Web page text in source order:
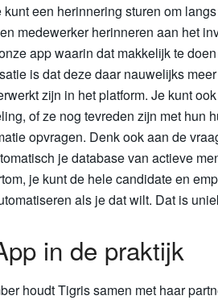
kunt een herinnering sturen om
medewerker herinneren aan het
app waarin dat makkelijk te
is dat deze daar nauwelijks
zijn in het platform. Je kunt
of ze nog tevreden zijn met hun
opvragen. Denk ook aan de
je database van actieve
je kunt de hele candidate en
als je dat wilt. Dat is
in de praktijk
houdt Tigris samen met haar